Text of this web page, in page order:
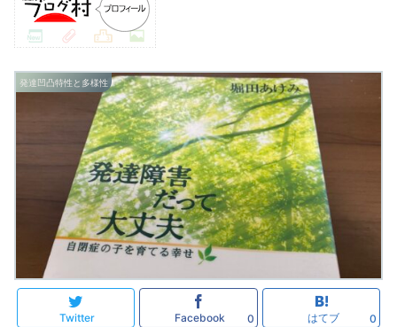
発達凹凸特性と多様性
Twitter Facebook 0 はてブ 0